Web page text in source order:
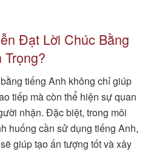
Đạt Lời Chúc Bằng
tiếng Anh không chỉ giúp
tiếp mà còn thể hiện sự quan
nhận. Đặc biệt, trong môi
huống cần sử dụng tiếng Anh,
giúp tạo ấn tượng tốt và xây